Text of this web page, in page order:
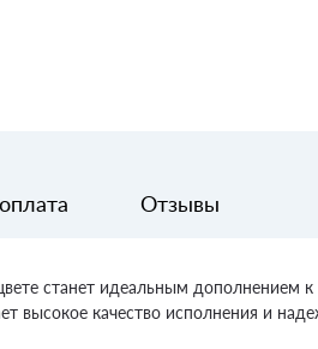
Отзывы
станет идеальным дополнением
высокое качество исполнения и